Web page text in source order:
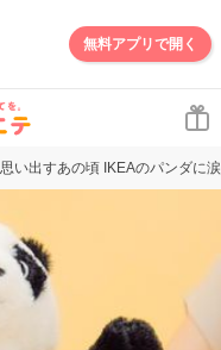
無料アプリで開く
思い出すあの頃 IKEAのパンダに涙